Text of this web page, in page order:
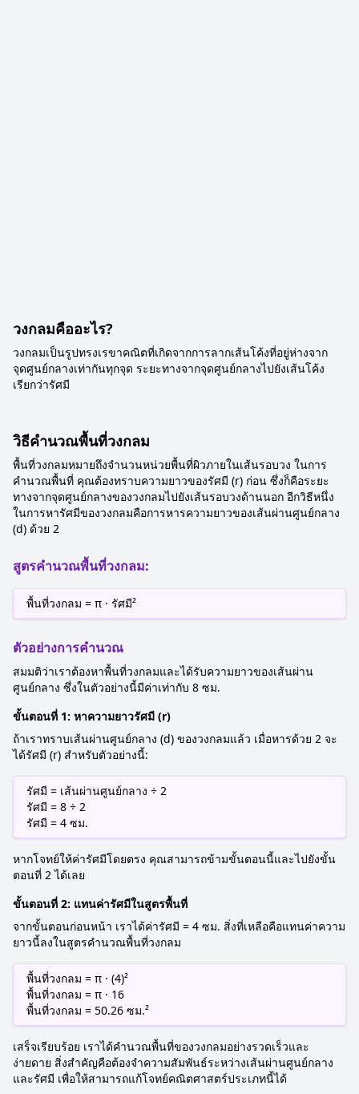
วงกลมคืออะไร?
วงกลมเป็นรูปทรงเรขาคณิตที่เกิดจากการลากเส้นโค้งที่อยู่ห่างจาก
จุดศูนย์กลางเท่ากันทุกจุด ระยะทางจากจุดศูนย์กลางไปยังเส้นโค้ง
เรียกว่ารัศมี
วิธีคำนวณพื้นที่วงกลม
พื้นที่วงกลมหมายถึงจำนวนหน่วยพื้นที่ผิวภายในเส้นรอบวง ในการ
คำนวณพื้นที่ คุณต้องทราบความยาวของรัศมี (r) ก่อน ซึ่งก็คือระยะ
ทางจากจุดศูนย์กลางของวงกลมไปยังเส้นรอบวงด้านนอก อีกวิธีหนึ่ง
ในการหารัศมีของวงกลมคือการหารความยาวของเส้นผ่านศูนย์กลาง
(d) ด้วย 2
สูตรคำนวณพื้นที่วงกลม:
พื้นที่วงกลม = π · รัศมี²
ตัวอย่างการคำนวณ
สมมติว่าเราต้องหาพื้นที่วงกลมและได้รับความยาวของเส้นผ่าน
ศูนย์กลาง ซึ่งในตัวอย่างนี้มีค่าเท่ากับ 8 ซม.
ขั้นตอนที่ 1: หาความยาวรัศมี (r)
ถ้าเราทราบเส้นผ่านศูนย์กลาง (d) ของวงกลมแล้ว เมื่อหารด้วย 2 จะ
ได้รัศมี (r) สำหรับตัวอย่างนี้:
รัศมี = เส้นผ่านศูนย์กลาง ÷ 2
รัศมี = 8 ÷ 2
รัศมี = 4 ซม.
หากโจทย์ให้ค่ารัศมีโดยตรง คุณสามารถข้ามขั้นตอนนี้และไปยังขั้น
ตอนที่ 2 ได้เลย
ขั้นตอนที่ 2: แทนค่ารัศมีในสูตรพื้นที่
จากขั้นตอนก่อนหน้า เราได้ค่ารัศมี = 4 ซม. สิ่งที่เหลือคือแทนค่าความ
ยาวนี้ลงในสูตรคำนวณพื้นที่วงกลม
พื้นที่วงกลม = π · (4)²
พื้นที่วงกลม = π · 16
พื้นที่วงกลม = 50.26 ซม.²
เสร็จเรียบร้อย เราได้คำนวณพื้นที่ของวงกลมอย่างรวดเร็วและ
ง่ายดาย สิ่งสำคัญคือต้องจำความสัมพันธ์ระหว่างเส้นผ่านศูนย์กลาง
และรัศมี เพื่อให้สามารถแก้โจทย์คณิตศาสตร์ประเภทนี้ได้